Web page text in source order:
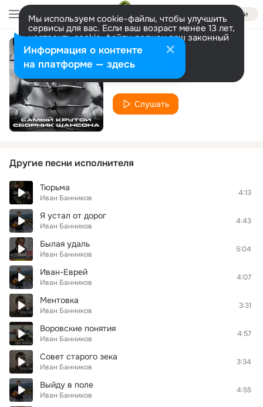
Войти
Мы используем cookie-файлы, чтобы улучшить
сервисы для вас. Если ваш возраст менее 13 лет,
настроить cookie-файлы должен ваш законный
представитель. Больше информации
Разрешить все Настроить
Фарт воровской
Иван Банников
Слушать
Другие песни исполнителя
Тюрьма
Иван Банников
4:13
Я устал от дорог
Иван Банников
4:43
Былая удаль
Иван Банников
5:04
Иван-Еврей
Иван Банников
4:07
Ментовка
Иван Банников
3:31
Воровские понятия
Иван Банников
4:57
Совет старого зека
Иван Банников
3:34
Выйду в поле
Иван Банников
4:55
Информация о контенте
на платформе — здесь